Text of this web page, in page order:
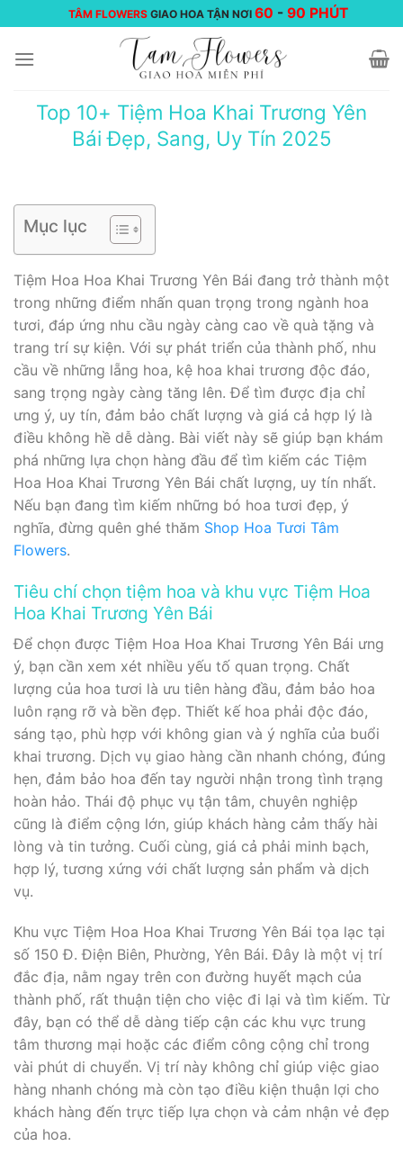
đến
nội
TÂM FLOWERS GIAO HOA TẬN NƠI 60 -90 PHÚT
Top 10+ Tiệm Hoa Khai Trương Yên
Bái Đẹp, Sang, Uy Tín 2025
Mục lục
Tiệm Hoa Hoa Khai Trương Yên Bái đang trở thành một
trong những điểm nhấn quan trọng trong ngành hoa
tươi, đáp ứng nhu cầu ngày càng cao về quà tặng và
trang trí sự kiện. Với sự phát triển của thành phố, nhu
cầu về những lẵng hoa, kệ hoa khai trương độc đáo,
sang trọng ngày càng tăng lên. Để tìm được địa chỉ
ưng ý, uy tín, đảm bảo chất lượng và giá cả hợp lý là
điều không hề dễ dàng. Bài viết này sẽ giúp bạn khám
phá những lựa chọn hàng đầu để tìm kiếm các Tiệm
Hoa Hoa Khai Trương Yên Bái chất lượng, uy tín nhất.
Nếu bạn đang tìm kiếm những bó hoa tươi đẹp, ý
nghĩa, đừng quên ghé thăm Shop Hoa Tươi Tâm
Flowers.
Tiêu chí chọn tiệm hoa và khu vực Tiệm Hoa
Hoa Khai Trương Yên Bái
Để chọn được Tiệm Hoa Hoa Khai Trương Yên Bái ưng
ý, bạn cần xem xét nhiều yếu tố quan trọng. Chất
lượng của hoa tươi là ưu tiên hàng đầu, đảm bảo hoa
luôn rạng rỡ và bền đẹp. Thiết kế hoa phải độc đáo,
sáng tạo, phù hợp với không gian và ý nghĩa của buổi
khai trương. Dịch vụ giao hàng cần nhanh chóng, đúng
hẹn, đảm bảo hoa đến tay người nhận trong tình trạng
hoàn hảo. Thái độ phục vụ tận tâm, chuyên nghiệp
cũng là điểm cộng lớn, giúp khách hàng cảm thấy hài
lòng và tin tưởng. Cuối cùng, giá cả phải minh bạch,
hợp lý, tương xứng với chất lượng sản phẩm và dịch
vụ.
Khu vực Tiệm Hoa Hoa Khai Trương Yên Bái tọa lạc tại
số 150 Đ. Điện Biên, Phường, Yên Bái. Đây là một vị trí
đắc địa, nằm ngay trên con đường huyết mạch của
thành phố, rất thuận tiện cho việc đi lại và tìm kiếm. Từ
đây, bạn có thể dễ dàng tiếp cận các khu vực trung
tâm thương mại hoặc các điểm công cộng chỉ trong
vài phút di chuyển. Vị trí này không chỉ giúp việc giao
hàng nhanh chóng mà còn tạo điều kiện thuận lợi cho
khách hàng đến trực tiếp lựa chọn và cảm nhận vẻ đẹp
của hoa.